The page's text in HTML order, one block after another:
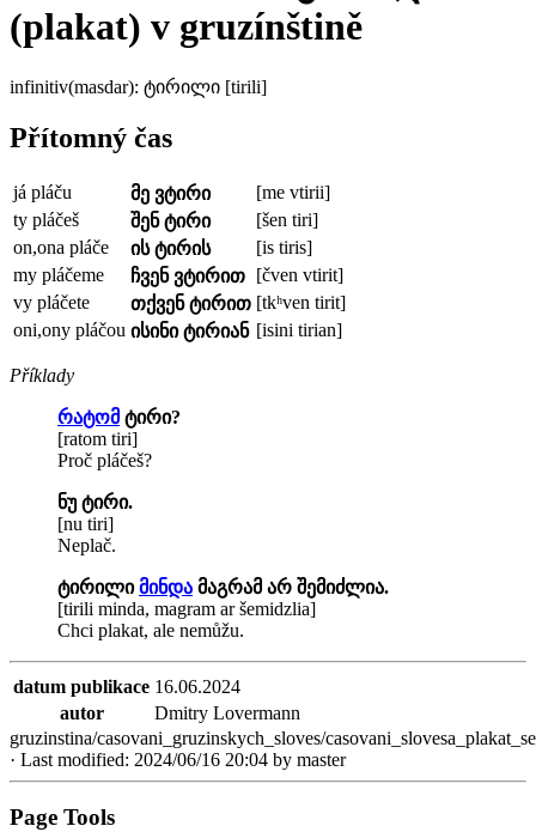
(plakat) v gruzínštině
infinitiv(masdar): ტირილი [tirili]
Přítomný čas
já pláču მე ვტირი
[me vtirii]
ty pláčeš
შენ ტირი
[šen tiri]
on,ona pláče
ის ტირის
[is tiris]
my pláčeme
ჩვენ ვტირით [čven vtirit]
vy pláčete
თქვენ ტირით [tkʰven tirit]
oni,ony pláčou ისინი ტირიან [isini tirian]
Příklady
რატომ ტირი?
[ratom tiri]
Proč pláčeš?
ნუ ტირი.
[nu tiri]
Neplač.
ტირილიმინდა მაგრამ არ შემიძლია.
[tirili minda, magram ar šemidzlia]
Chci plakat, ale nemůžu.
datum publikace 16.06.2024
autor
Dmitry Lovermann
gruzinstina/casovani_gruzinskych_sloves/
· Last modified: 2024/06/16 20:04 by master
Page Tools